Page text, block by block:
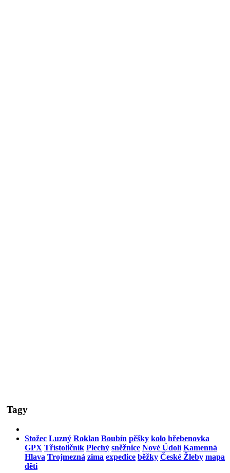
Tagy
Stožec Luzný Roklan Boubín pěšky kolo hřebenovka
GPX Třístoličník Plechý sněžnice Nové Údolí Kamenná
Hlava Trojmezná zima expedice běžky České Žleby mapa
děti